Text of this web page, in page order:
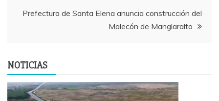
entradas
Prefectura de Santa Elena anuncia construcción del
Malecón de Manglaralto
NOTICIAS